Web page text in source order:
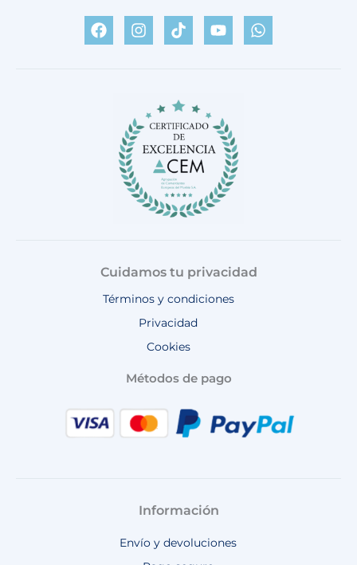
F
a
c
I
n
s
a
m
T
i
k
Y
o
u
W
h
a
Cuidamos tu privacidad
Términos y condiciones
Privacidad
Cookies
Métodos de pago
Información
Envío y devoluciones